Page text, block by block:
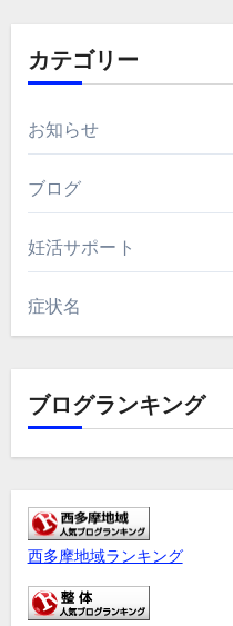
カテゴリー
お知らせ
ブログ
妊活サポート
症状名
ブログランキング
西多摩地域ランキング